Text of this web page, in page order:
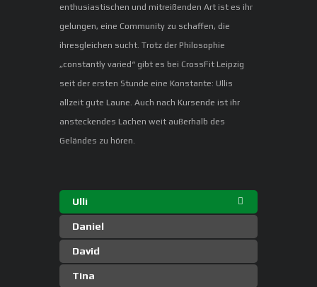
enthusiastischen und mitreißenden Art ist es ihr
gelungen, eine Community zu schaffen, die
ihresgleichen sucht. Trotz der Philosophie
„constantly varied“ gibt es bei CrossFit Leipzig
seit der ersten Stunde eine Konstante: Ullis
allzeit gute Laune. Auch nach Kursende ist ihr
ansteckendes Lachen weit außerhalb des
Geländes zu hören.
Ulli
Daniel
David
Tina